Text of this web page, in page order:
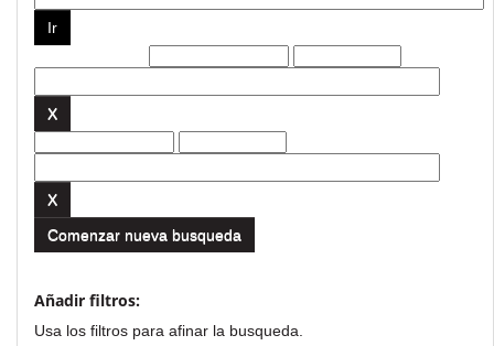
Comenzar nueva busqueda
Añadir filtros:
Usa los filtros para afinar la busqueda.